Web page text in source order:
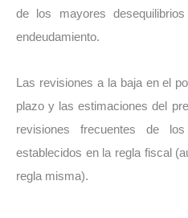
de los mayores
endeudamiento.
Las revisiones a la baja en el
plazo y las estimaciones del
revisiones frecuentes de
establecidos en la regla fiscal
regla misma).